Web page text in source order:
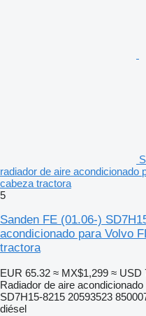
radiador de aire acondicionado
cabeza tractora
5
Sanden FE (01.06-)
acondicionado para Volvo
tractora
EUR 65.32 ≈ MX$1,299 ≈ USD
Radiador de aire acondicionado
SD7H15-8215 20593523
diésel